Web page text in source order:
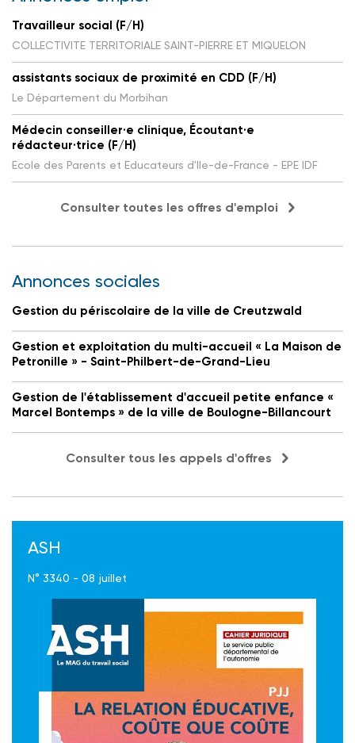
Travailleur social (F/H)
COLLECTIVITE TERRITORIALE SAINT-PIERRE ET MIQUELON
assistants sociaux de proximité en CDD (F/H)
Le Département du Morbihan
Médecin conseiller·e clinique, Écoutant·e
rédacteur·trice (F/H)
Ecole des Parents et Educateurs d'Ile-de-France - EPE IDF
Consulter toutes les offres d'emploi
Annonces sociales
Gestion du périscolaire de la ville de Creutzwald
Gestion et exploitation du multi-accueil « La Maison de
Petronille » - Saint-Philbert-de-Grand-Lieu
Gestion de l'établissement d'accueil petite enfance «
Marcel Bontemps » de la ville de Boulogne-Billancourt
Consulter tous les appels d'offres
ASH
N° 3340 - 08 juillet